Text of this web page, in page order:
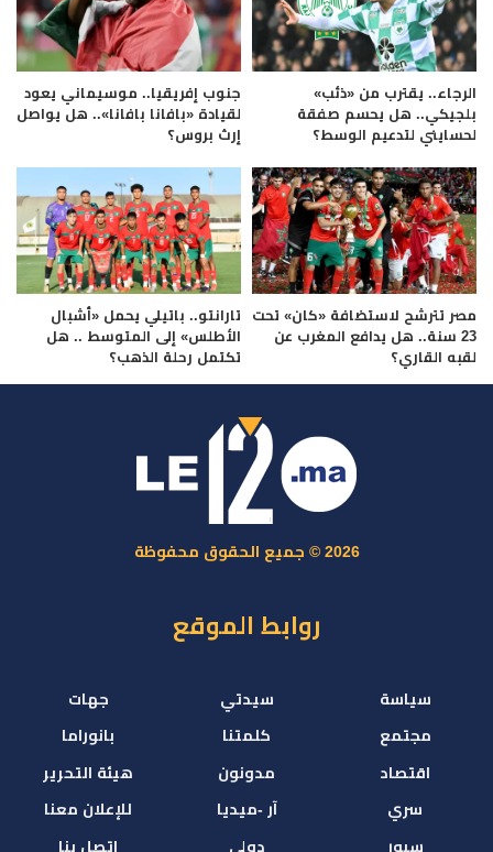
الرجاء.. يقترب من «ذئب»
بلجيكي.. هل يحسم صفقة
لحسايني لتدعيم الوسط؟
جنوب إفريقيا.. موسيماني يعود
لقيادة «بافانا بافانا».. هل يواصل
إرث بروس؟
مصر تترشح لاستضافة «كان» تحت
23 سنة.. هل يدافع المغرب عن
لقبه القاري؟
تارانتو.. باتيلي يحمل «أشبال
الأطلس» إلى المتوسط .. هل
تكتمل رحلة الذهب؟
2026 © جميع الحقوق محفوظة
روابط الموقع
سياسة
مجتمع
اقتصاد
سري
سبور
سيدتي
كلمتنا
مدونون
آر -ميديا
دولي
جهات
بانوراما
هيئة التحرير
للإعلان معنا
اتصل بنا